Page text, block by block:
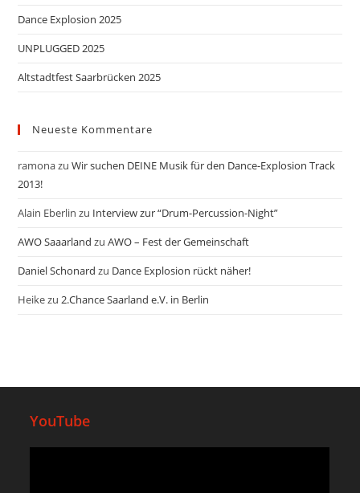
Dance Explosion 2025
UNPLUGGED 2025
Altstadtfest Saarbrücken 2025
Neueste Kommentare
ramonazuWir suchen DEINE Musik für den Dance-Explosion Track
2013!
Alain Eberlin zu Interview zur “Drum-Percussion-Night”
AWO Saaarland zuAWO – Fest der Gemeinschaft
Daniel Schonard zu Dance Explosion rückt näher!
Heikezu2.Chance Saarland e.V. in Berlin
YouTube